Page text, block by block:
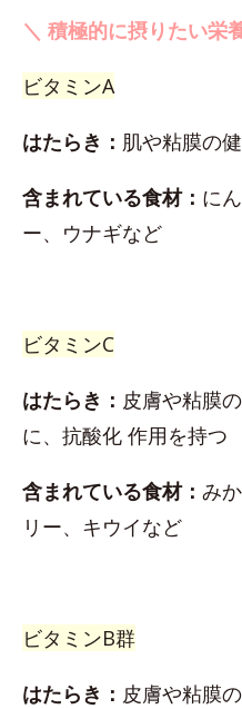
＼ 積極的に摂りたい栄
ビタミンA
はたらき： 肌や粘膜の
含まれている食材： に
ー、ウナギなど
ビタミンC
はたらき： 皮膚や粘膜
に、抗酸化 作用を持つ
含まれている食材： み
リー、キウイなど
ビタミンB群
はたらき： 皮膚や粘膜